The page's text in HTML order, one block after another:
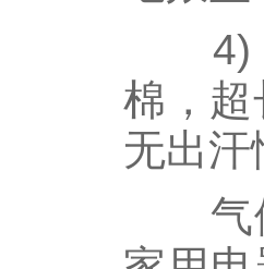
4) 内
棉，
无出汗
气候